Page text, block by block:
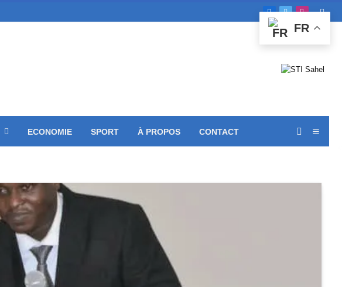
Facebook
(Twitter)
ECONOMIE SPORT À PROPOS CONTACT
FR